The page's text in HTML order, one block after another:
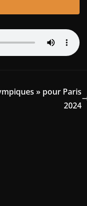
» pour Paris
2024